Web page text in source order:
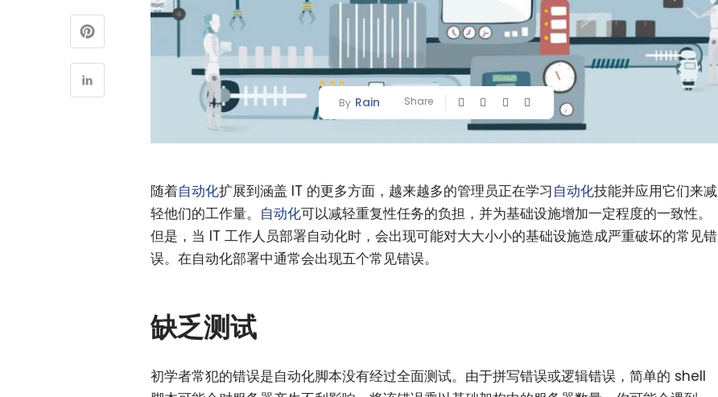
By Rain Share
随着自动化扩展到涵盖 IT 的更多方面，越来越多的管理员正在学习自动化技能并应用它们来减
轻他们的工作量。 自动化可以减轻重复性任务的负担，并为基础设施增加一定程度的一致性。
但是，当 IT 工作人员部署自动化时，会出现可能对大大小小的基础设施造成严重破坏的常见错
误。在自动化部署中通常会出现五个常见错误。
缺乏测试
初学者常犯的错误是自动化脚本没有经过全面测试。由于拼写错误或逻辑错误，简单的 shell